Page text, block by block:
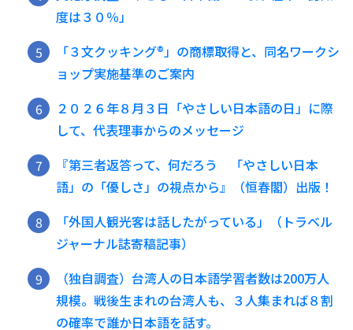
度は３０％」
「３文クッキング®️」の商標取得と、同名ワークシ
ョップ実施基準のご案内
２０２６年８月３日「やさしい日本語の日」に際
して、代表理事からのメッセージ
『第三者返答って、何だろう 「やさしい日本
語」の「優しさ」の視点から』（恒春閣）出版！
「外国人観光客は話したがっている」（トラベル
ジャーナル誌寄稿記事）
（独自調査）台湾人の日本語学習者数は200万人
規模。戦後生まれの台湾人も、３人集まれば８割
の確率で誰か日本語を話す。